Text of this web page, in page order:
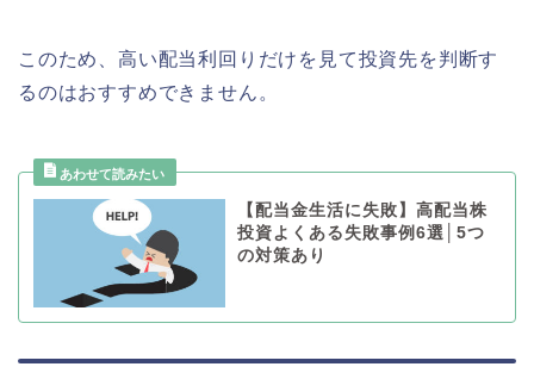
このため、高い配当利回りだけを見て投資先を判断す
るのはおすすめできません。
【配当金生活に失敗】高配当株
投資よくある失敗事例6選│5つ
の対策あり